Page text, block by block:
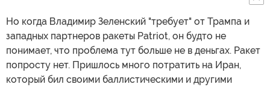
Но когда Владимир Зеленский "требует" от Трампа и
западных партнеров ракеты Patriot, он будто не
понимает, что проблема тут больше не в деньгах. Ракет
попросту нет. Пришлось много потратить на Иран,
который бил своими баллистическими и другими